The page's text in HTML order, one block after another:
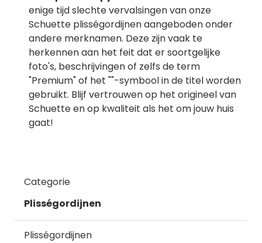
enige tijd slechte vervalsingen van onze
Schuette plisségordijnen aangeboden onder
andere merknamen. Deze zijn vaak te
herkennen aan het feit dat er soortgelijke
foto's, beschrijvingen of zelfs de term
"Premium" of het ""-symbool in de titel worden
gebruikt. Blijf vertrouwen op het origineel van
Schuette en op kwaliteit als het om jouw huis
gaat!
Categorie
Plisségordijnen
Plisségordijnen